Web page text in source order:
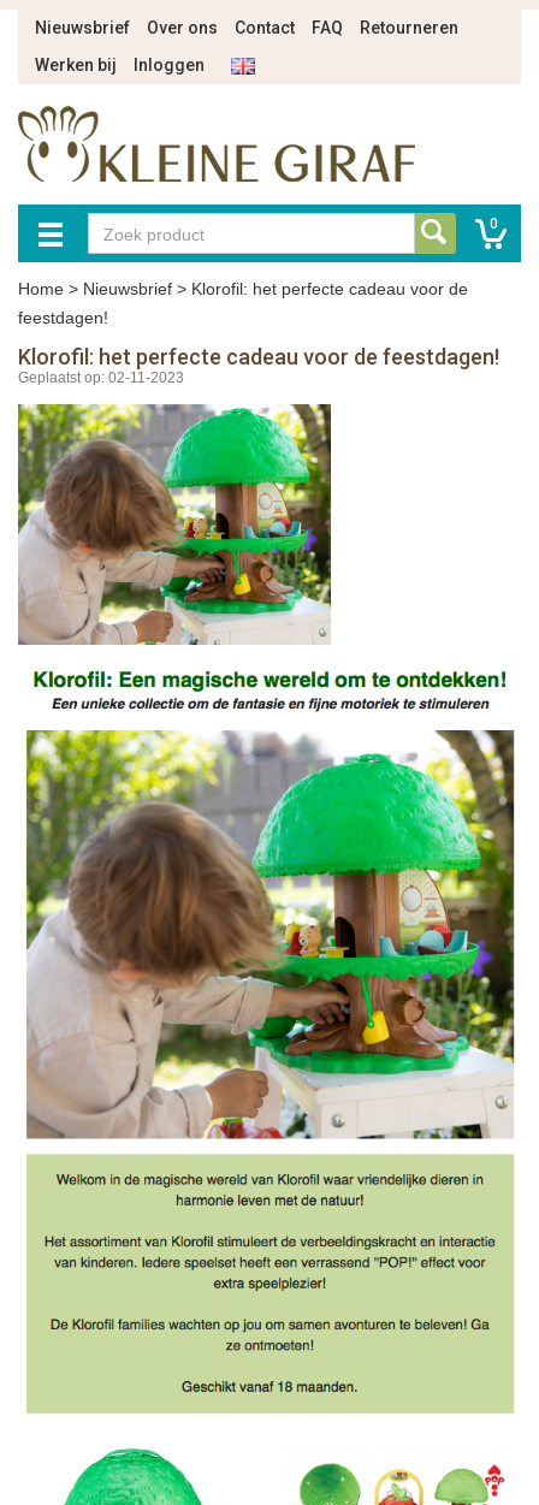
Nieuwsbrief Over ons Contact FAQ
Retourneren
Werken bij
Inloggen
0
Home > Nieuwsbrief > Klorofil: het perfecte cadeau voor de
feestdagen!
Klorofil: het perfecte cadeau voor de feestdagen!
Geplaatst op: 02-11-2023